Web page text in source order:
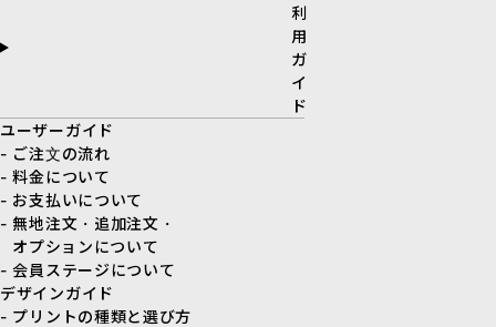
利
用
ガ
イ
ド
ユーザーガイド
- ご注文の流れ
- 料金について
- お支払いについて
- 無地注文・追加注文・
オプションについて
- 会員ステージについて
デザインガイド
- プリントの種類と選び方